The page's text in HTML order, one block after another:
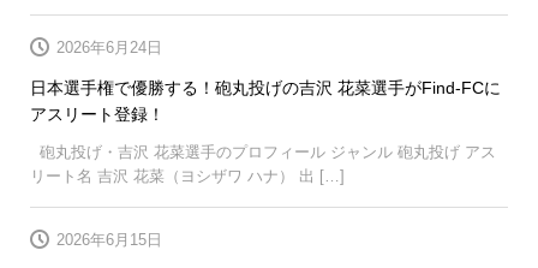
日本選手権で優勝する！砲丸投げの吉沢 花菜選手がFind-FCに
アスリート登録！
2026年6月24日
砲丸投げ・吉沢 花菜選手のプロフィール ジャンル 砲丸投げ アス
リート名 吉沢 花菜（ヨシザワ ハナ） 出 […]
2026年6月15日